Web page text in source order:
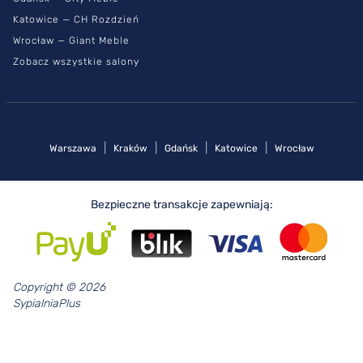
Katowice — CH Rozdzień
Wrocław — Giant Meble
Zobacz wszystkie salony
Warszawa Kraków Gdańsk Katowice Wrocław
Bezpieczne transakcje zapewniają:
Copyright © 2026
SypialniaPlus